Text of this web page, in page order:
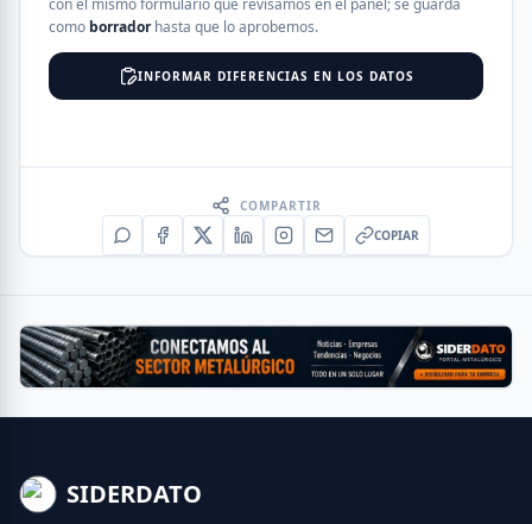
con el mismo formulario que revisamos en el panel; se guarda
como borradorhasta que lo aprobemos.
INFORMAR DIFERENCIAS EN LOS DATOS
COMPARTIR
COPIAR
SIDERDATO